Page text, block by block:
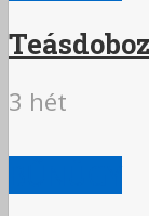
3 hét